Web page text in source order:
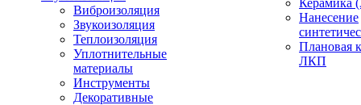
Виброизоляция
Звукоизоляция
Теплоизоляция
Уплотнительные
материалы
Инструменты
Декоративные
Керамика
Нанесение
Плановая
ЛКП